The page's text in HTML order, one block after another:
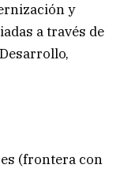
y
a través de
(frontera con